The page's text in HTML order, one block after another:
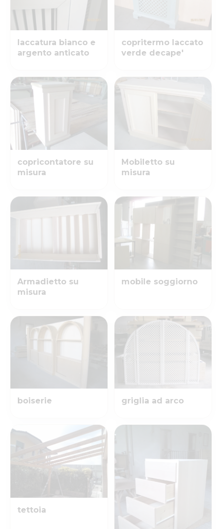
laccatura bianco e
argento anticato
copritermo laccato
verde decape'
copricontatore su
misura
Mobiletto su
misura
Armadietto su
misura
mobile soggiorno
boiserie griglia ad arco
tettoia